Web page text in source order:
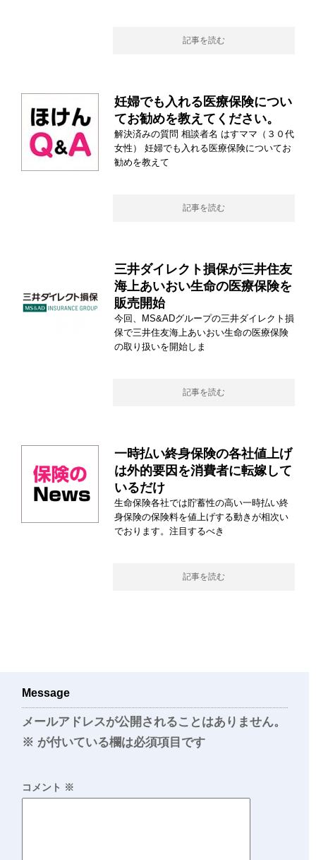
記事を読む
妊婦でも入れる医療保険につい
てお勧めを教えてください。
解決済みの質問 相談者名 はすママ（３０代
女性） 妊婦でも入れる医療保険についてお
勧めを教えて
記事を読む
三井ダイレクト損保が三井住友
海上あいおい生命の医療保険を
販売開始
今回、MS&ADグループの三井ダイレクト損
保で三井住友海上あいおい生命の医療保険
の取り扱いを開始しま
記事を読む
一時払い終身保険の各社値上げ
は外的要因を消費者に転嫁して
いるだけ
生命保険各社では貯蓄性の高い一時払い終
身保険の保険料を値上げする動きが相次い
でおります。注目するべき
記事を読む
Message
メールアドレスが公開されることはありません。
※ が付いている欄は必須項目です
コメント ※